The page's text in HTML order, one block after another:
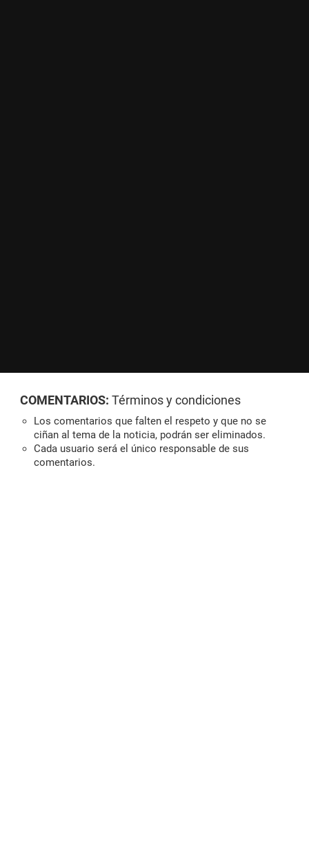
COMENTARIOS: Términos y condiciones
Los comentarios que falten el respeto y que no se
ciñan al tema de la noticia, podrán ser eliminados.
Cada usuario será el único responsable de sus
comentarios.